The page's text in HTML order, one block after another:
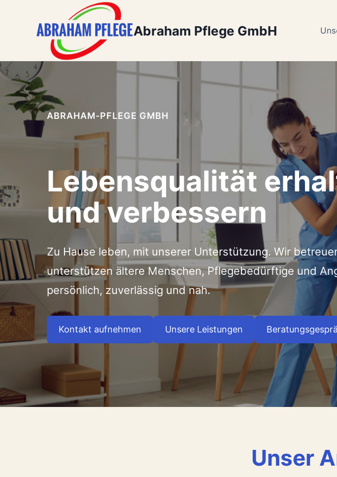
Abraham Pflege GmbH
ABRAHAM-PFLEGE GMBH
Lebensqualität
und verbessern
Zu Hause leben, mit unserer Unterstützung. Wir
unterstützen ältere Menschen, Pflegebedürftige und
persönlich, zuverlässig und nah.
Kontakt aufnehmen Unsere Leistungen
Unser